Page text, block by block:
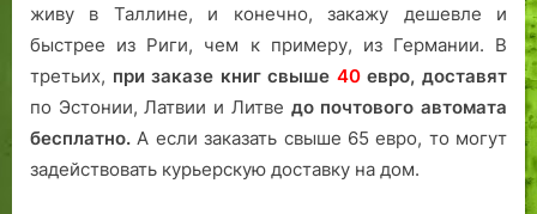
живу в Таллине, и конечно, закажу дешевле и
быстрее из Риги, чем к примеру, из Германии. В
третьих, при заказе книг свыше 40евро, доставят
по Эстонии, Латвии и Литве до почтового автомата
бесплатно. А если заказать свыше 65 евро, то могут
задействовать курьерскую доставку на дом.